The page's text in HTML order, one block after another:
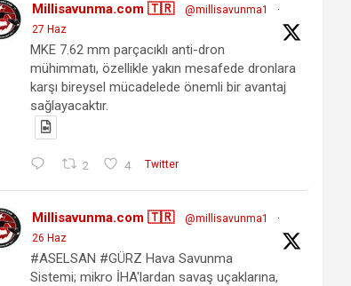
Millisavunma.com 🇹🇷 @millisavunma1
·
27 Haz
MKE 7.62 mm parçacıklı anti-dron
mühimmatı, özellikle yakın mesafede dronlara
karşı bireysel mücadelede önemli bir avantaj
sağlayacaktır.
2 4 Twitter
Millisavunma.com 🇹🇷 @millisavunma1
·
26 Haz
#ASELSAN #GÜRZ Hava Savunma
Sistemi; mikro İHA'lardan savaş uçaklarına,